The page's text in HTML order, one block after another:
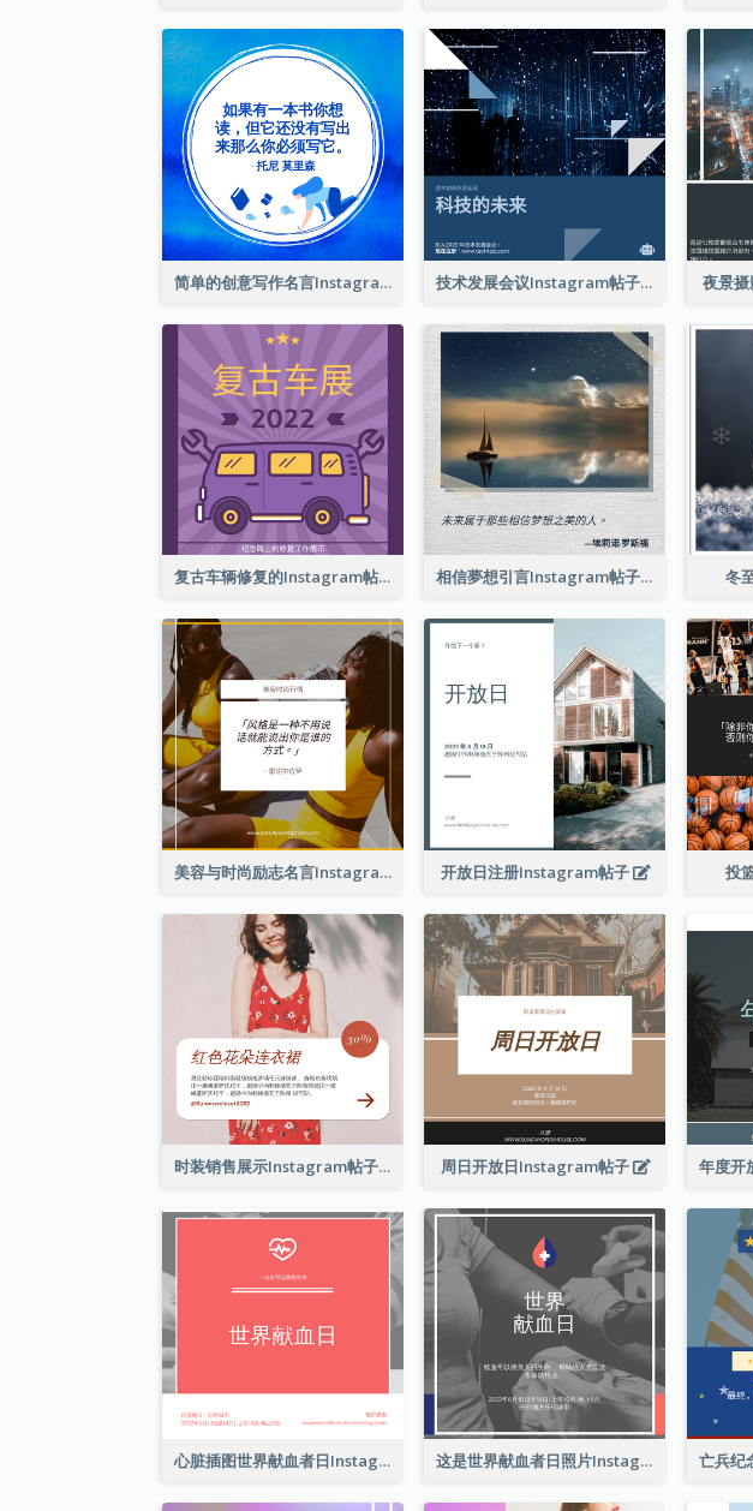
简单的创意写作名言Instagram帖子 技术发展会议Instagram帖子 夜景
复古车辆修复的Instagram帖子 相信夢想引言Instagram帖子 冬
美容与时尚励志名言Instagram帖子 开放日注册Instagram帖子 投
时装销售展示Instagram帖子 周日开放日Instagram帖子 年度开
心脏插图世界献血者日Instagram帖子 这是世界献血者日照片Instagram帖子